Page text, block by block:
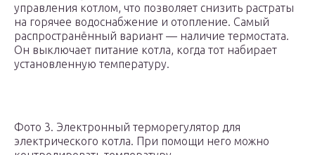
управления котлом, что позволяет снизить растраты
на горячее водоснабжение и отопление. Самый
распространённый вариант — наличие термостата.
Он выключает питание котла, когда тот набирает
установленную температуру.
Фото 3. Электронный терморегулятор для
электрического котла. При помощи него можно